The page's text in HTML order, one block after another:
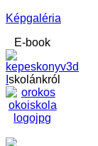
Képgaléria
E-book
skolánkról